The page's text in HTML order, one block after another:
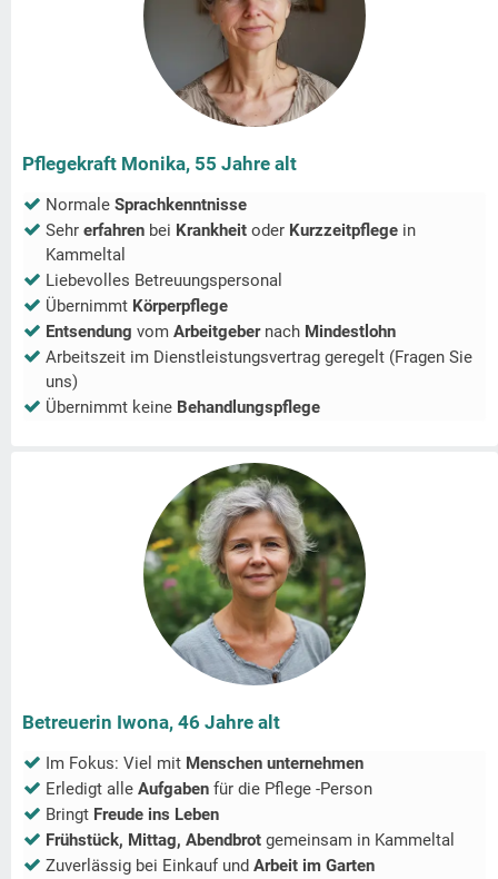
Pflegekraft Monika, 55 Jahre alt
Normale Sprachkenntnisse
Sehr erfahren bei Krankheit oder Kurzzeitpflege in
Kammeltal
Liebevolles Betreuungspersonal
Übernimmt Körperpflege
Entsendung vom Arbeitgeber nach Mindestlohn
Arbeitszeit im Dienstleistungsvertrag geregelt (Fragen Sie
uns)
Übernimmt keine Behandlungspflege
Betreuerin Iwona, 46 Jahre alt
Im Fokus: Viel mit Menschen unternehmen
Erledigt alle Aufgaben für die Pflege -Person
Bringt Freude ins Leben
Frühstück, Mittag, Abendbrot gemeinsam in Kammeltal
Zuverlässig bei Einkauf und Arbeit im Garten